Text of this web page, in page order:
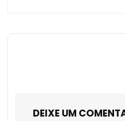
DEIXE UM